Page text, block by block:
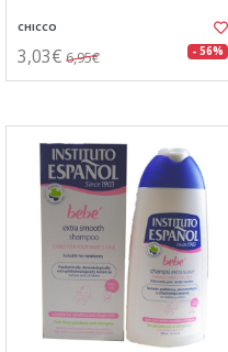
CHICCO
3,03€ 6,95€ - 56%